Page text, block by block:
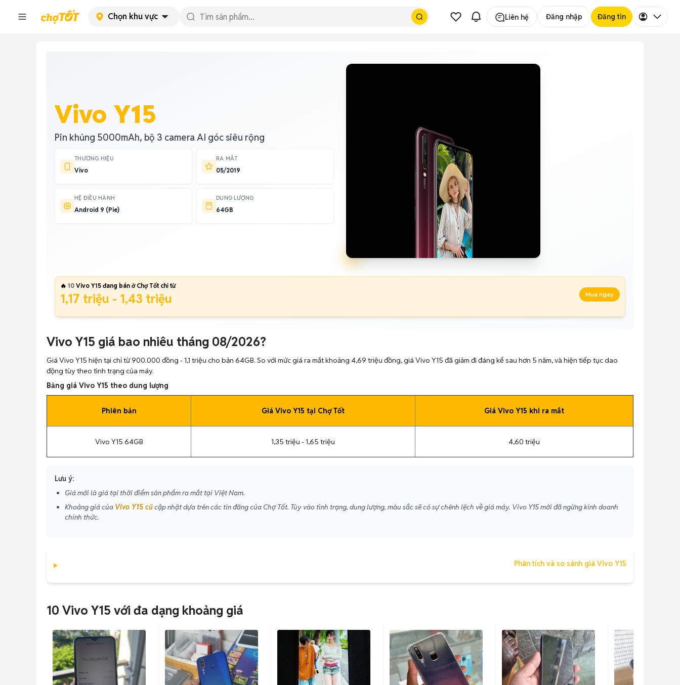
Chọn khu vực Liên hệ Đăng nhập Đăng tin
Vivo Y15
Pin khủng 5000mAh, bộ 3 camera AI góc siêu rộng
THƯƠNG HIỆU
Vivo
RA MẮT
05/2019
HỆ ĐIỀU HÀNH
Android 9 (Pie)
DUNG LƯỢNG
64GB
🔥 10 Vivo Y15 đang bán ở Chợ Tốt chỉ từ
1,17 triệu - 1,43 triệu Mua ngay
Vivo Y15 giá bao nhiêu tháng 08/2026?
Giá Vivo Y15 hiện tại chỉ từ 900.000 đồng - 1,1 triệu cho bản 64GB. So với mức giá ra mắt khoảng 4,69 triệu đồng, giá Vivo Y15 đã giảm đi đáng kể sau hơn 5 năm, và hiện tiếp tục dao
động tùy theo tình trạng của máy.
Bảng giá Vivo Y15 theo dung lượng
Phiên bản Giá Vivo Y15 tại Chợ Tốt Giá Vivo Y15 khi ra mắt
Vivo Y15 64GB 1,35 triệu - 1,65 triệu 4,60 triệu
Lưu ý:
Giá mới là giá tại thời điểm sản phẩm ra mắt tại Việt Nam.
Khoảng giá của Vivo Y15 cũcập nhật dựa trên các tin đăng của Chợ Tốt. Tùy vào tình trạng, dung lượng, màu sắc sẽ có sự chênh lệch về giá máy. Vivo Y15 mới đã ngừng kinh doanh
chính thức.
Phân tích và so sánh giá Vivo Y15
10 Vivo Y15 với đa dạng khoảng giá